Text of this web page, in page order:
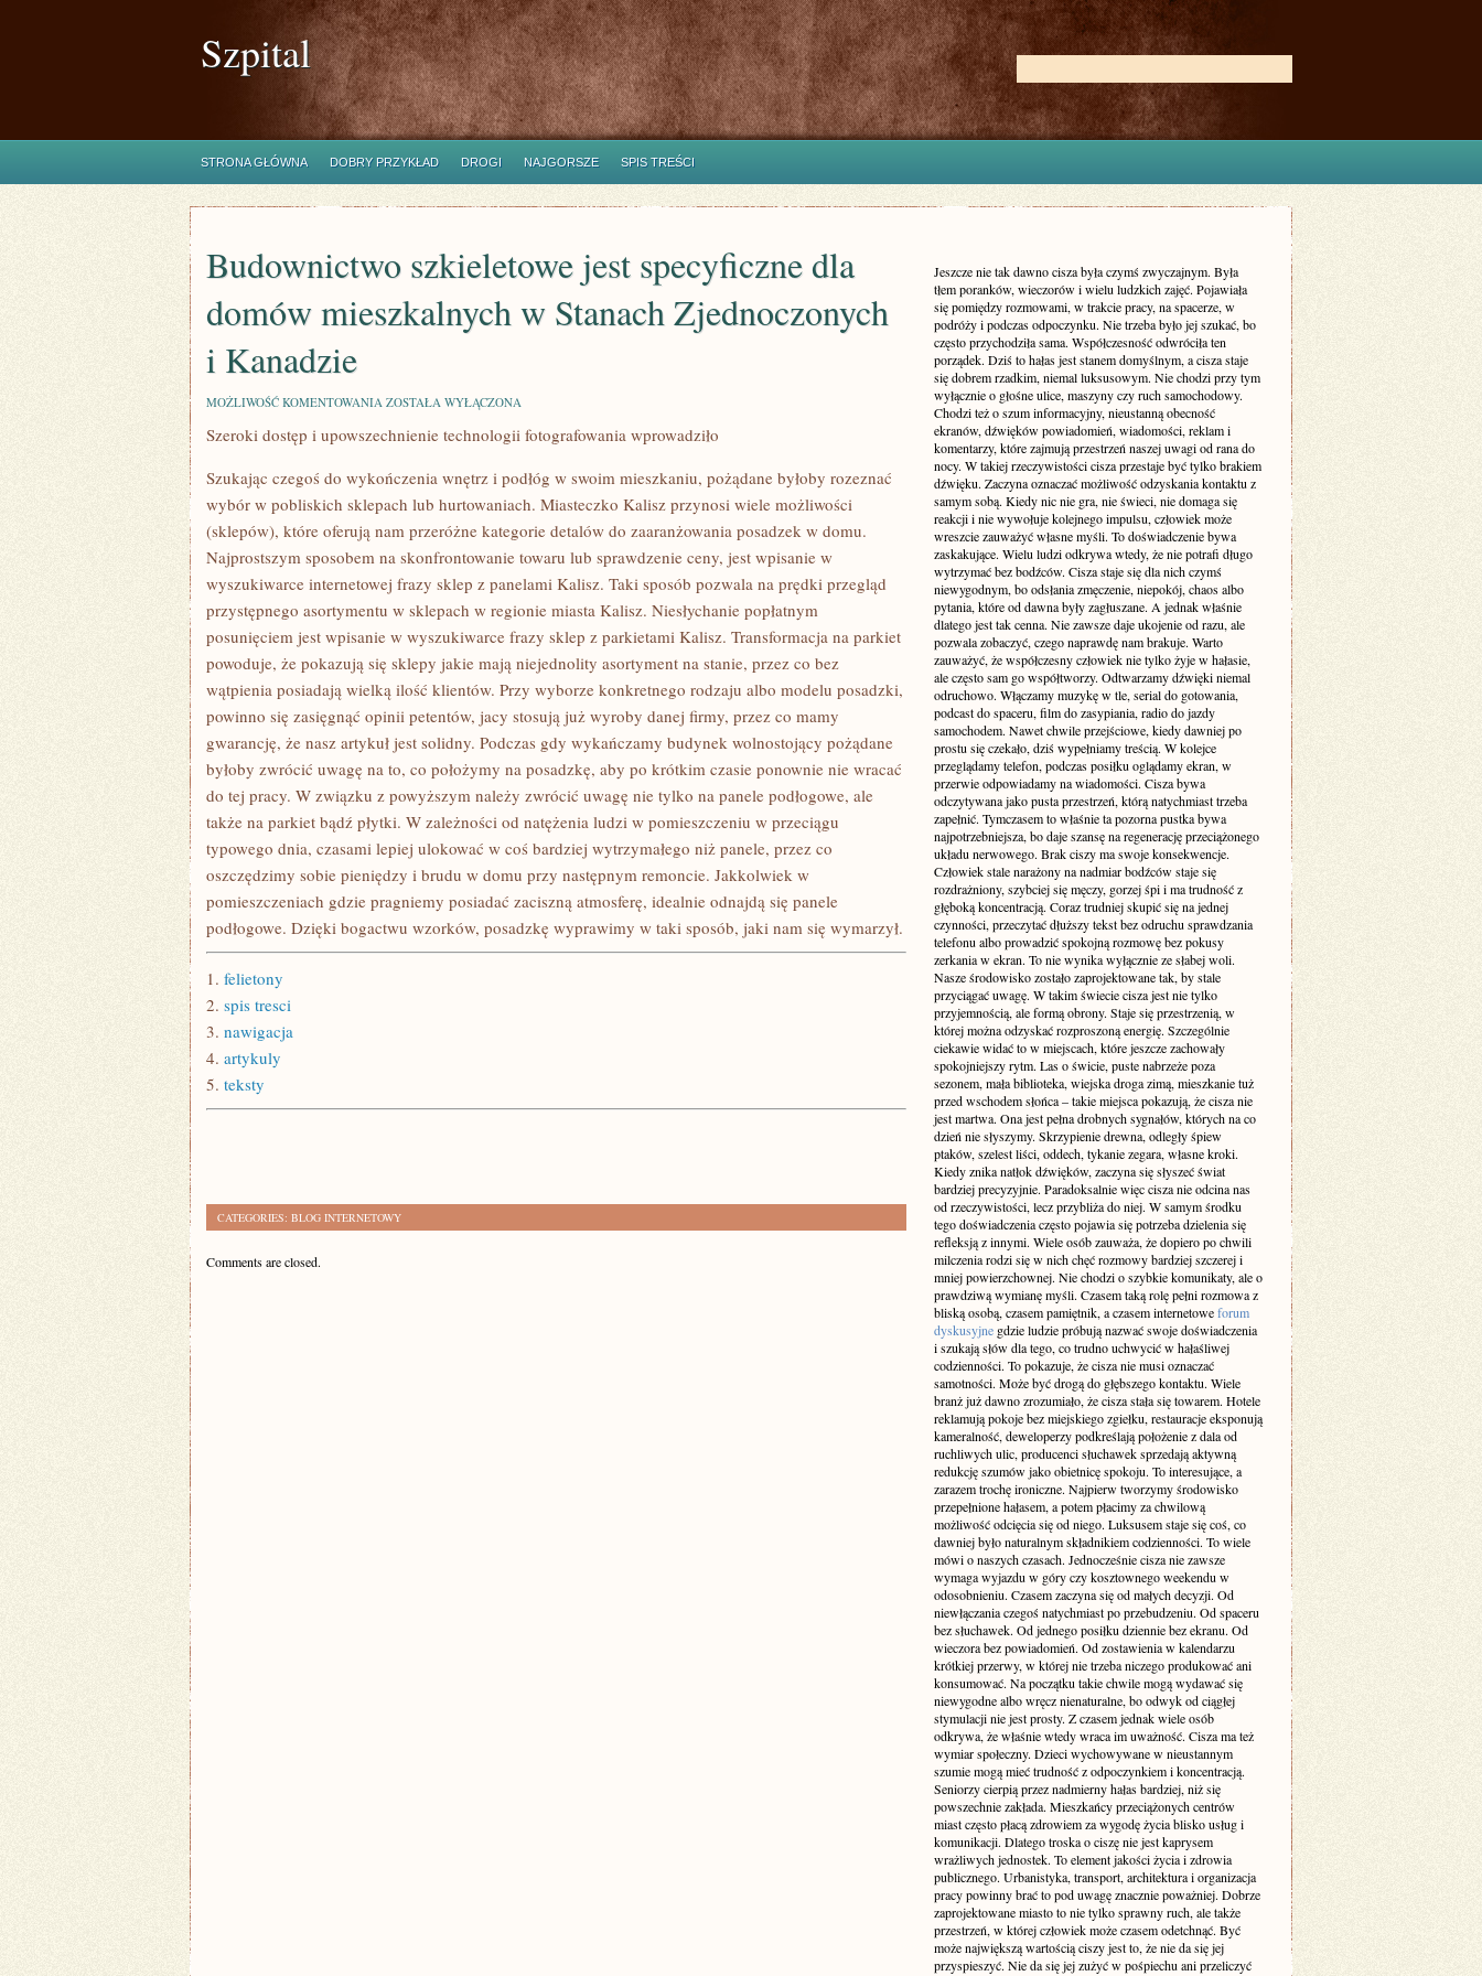
Szpital
STRONA GŁÓWNA DOBRY PRZYKŁAD DROGI NAJGORSZE SPIS TREŚCI
Budownictwo szkieletowe jest specyficzne dla
domów mieszkalnych w Stanach Zjednoczonych
i Kanadzie
MOŻLIWOŚĆ KOMENTOWANIA BUDOWNICTWO
JEST
DOMÓW
MIESZKALNYCH
STANACH
ZJEDNOCZONYCH
I
KANADZIE
ZOSTAŁA WYŁĄCZONA
Szeroki dostęp i upowszechnienie technologii fotografowania wprowadziło
Szukając czegoś do wykończenia wnętrz i podłóg w swoim mieszkaniu, pożądane byłoby rozeznać
wybór w pobliskich sklepach lub hurtowaniach. Miasteczko Kalisz przynosi wiele możliwości
(sklepów), które oferują nam przeróżne kategorie detalów do zaaranżowania posadzek w domu.
Najprostszym sposobem na skonfrontowanie towaru lub sprawdzenie ceny, jest wpisanie w
wyszukiwarce internetowej frazy sklep z panelami Kalisz. Taki sposób pozwala na prędki przegląd
przystępnego asortymentu w sklepach w regionie miasta Kalisz. Niesłychanie popłatnym
posunięciem jest wpisanie w wyszukiwarce frazy sklep z parkietami Kalisz. Transformacja na parkiet
powoduje, że pokazują się sklepy jakie mają niejednolity asortyment na stanie, przez co bez
wątpienia posiadają wielką ilość klientów. Przy wyborze konkretnego rodzaju albo modelu posadzki,
powinno się zasięgnąć opinii petentów, jacy stosują już wyroby danej firmy, przez co mamy
gwarancję, że nasz artykuł jest solidny. Podczas gdy wykańczamy budynek wolnostojący pożądane
byłoby zwrócić uwagę na to, co położymy na posadzkę, aby po krótkim czasie ponownie nie wracać
do tej pracy. W związku z powyższym należy zwrócić uwagę nie tylko na panele podłogowe, ale
także na parkiet bądź płytki. W zależności od natężenia ludzi w pomieszczeniu w przeciągu
typowego dnia, czasami lepiej ulokować w coś bardziej wytrzymałego niż panele, przez co
oszczędzimy sobie pieniędzy i brudu w domu przy następnym remoncie. Jakkolwiek w
pomieszczeniach gdzie pragniemy posiadać zaciszną atmosferę, idealnie odnajdą się panele
podłogowe. Dzięki bogactwu wzorków, posadzkę wyprawimy w taki sposób, jaki nam się wymarzył.
1. felietony
2. spis tresci
3. nawigacja
4. artykuly
5. teksty
CATEGORIES: BLOG INTERNETOWY
Comments are closed.
Jeszcze nie tak dawno cisza była czymś zwyczajnym. Była
tłem poranków, wieczorów i wielu ludzkich zajęć. Pojawiała
się pomiędzy rozmowami, w trakcie pracy, na spacerze, w
podróży i podczas odpoczynku. Nie trzeba było jej szukać, bo
często przychodziła sama. Współczesność odwróciła ten
porządek. Dziś to hałas jest stanem domyślnym, a cisza staje
się dobrem rzadkim, niemal luksusowym. Nie chodzi przy tym
wyłącznie o głośne ulice, maszyny czy ruch samochodowy.
Chodzi też o szum informacyjny, nieustanną obecność
ekranów, dźwięków powiadomień, wiadomości, reklam i
komentarzy, które zajmują przestrzeń naszej uwagi od rana do
nocy. W takiej rzeczywistości cisza przestaje być tylko brakiem
dźwięku. Zaczyna oznaczać możliwość odzyskania kontaktu z
samym sobą. Kiedy nic nie gra, nie świeci, nie domaga się
reakcji i nie wywołuje kolejnego impulsu, człowiek może
wreszcie zauważyć własne myśli. To doświadczenie bywa
zaskakujące. Wielu ludzi odkrywa wtedy, że nie potrafi długo
wytrzymać bez bodźców. Cisza staje się dla nich czymś
niewygodnym, bo odsłania zmęczenie, niepokój, chaos albo
pytania, które od dawna były zagłuszane. A jednak właśnie
dlatego jest tak cenna. Nie zawsze daje ukojenie od razu, ale
pozwala zobaczyć, czego naprawdę nam brakuje. Warto
zauważyć, że współczesny człowiek nie tylko żyje w hałasie,
ale często sam go współtworzy. Odtwarzamy dźwięki niemal
odruchowo. Włączamy muzykę w tle, serial do gotowania,
podcast do spaceru, film do zasypiania, radio do jazdy
samochodem. Nawet chwile przejściowe, kiedy dawniej po
prostu się czekało, dziś wypełniamy treścią. W kolejce
przeglądamy telefon, podczas posiłku oglądamy ekran, w
przerwie odpowiadamy na wiadomości. Cisza bywa
odczytywana jako pusta przestrzeń, którą natychmiast trzeba
zapełnić. Tymczasem to właśnie ta pozorna pustka bywa
najpotrzebniejsza, bo daje szansę na regenerację przeciążonego
układu nerwowego. Brak ciszy ma swoje konsekwencje.
Człowiek stale narażony na nadmiar bodźców staje się
rozdrażniony, szybciej się męczy, gorzej śpi i ma trudność z
głęboką koncentracją. Coraz trudniej skupić się na jednej
czynności, przeczytać dłuższy tekst bez odruchu sprawdzania
telefonu albo prowadzić spokojną rozmowę bez pokusy
zerkania w ekran. To nie wynika wyłącznie ze słabej woli.
Nasze środowisko zostało zaprojektowane tak, by stale
przyciągać uwagę. W takim świecie cisza jest nie tylko
przyjemnością, ale formą obrony. Staje się przestrzenią, w
której można odzyskać rozproszoną energię. Szczególnie
ciekawie widać to w miejscach, które jeszcze zachowały
spokojniejszy rytm. Las o świcie, puste nabrzeże poza
sezonem, mała biblioteka, wiejska droga zimą, mieszkanie tuż
przed wschodem słońca – takie miejsca pokazują, że cisza nie
jest martwa. Ona jest pełna drobnych sygnałów, których na co
dzień nie słyszymy. Skrzypienie drewna, odległy śpiew
ptaków, szelest liści, oddech, tykanie zegara, własne kroki.
Kiedy znika natłok dźwięków, zaczyna się słyszeć świat
bardziej precyzyjnie. Paradoksalnie więc cisza nie odcina nas
od rzeczywistości, lecz przybliża do niej. W samym środku
tego doświadczenia często pojawia się potrzeba dzielenia się
refleksją z innymi. Wiele osób zauważa, że dopiero po chwili
milczenia rodzi się w nich chęć rozmowy bardziej szczerej i
mniej powierzchownej. Nie chodzi o szybkie komunikaty, ale o
prawdziwą wymianę myśli. Czasem taką rolę pełni rozmowa z
bliską osobą, czasem pamiętnik, a czasem internetoweforum
dyskusyjne gdzie ludzie próbują nazwać swoje doświadczenia
i szukają słów dla tego, co trudno uchwycić w hałaśliwej
codzienności. To pokazuje, że cisza nie musi oznaczać
samotności. Może być drogą do głębszego kontaktu. Wiele
branż już dawno zrozumiało, że cisza stała się towarem. Hotele
reklamują pokoje bez miejskiego zgiełku, restauracje eksponują
kameralność, deweloperzy podkreślają położenie z dala od
ruchliwych ulic, producenci słuchawek sprzedają aktywną
redukcję szumów jako obietnicę spokoju. To interesujące, a
zarazem trochę ironiczne. Najpierw tworzymy środowisko
przepełnione hałasem, a potem płacimy za chwilową
możliwość odcięcia się od niego. Luksusem staje się coś, co
dawniej było naturalnym składnikiem codzienności. To wiele
mówi o naszych czasach. Jednocześnie cisza nie zawsze
wymaga wyjazdu w góry czy kosztownego weekendu w
odosobnieniu. Czasem zaczyna się od małych decyzji. Od
niewłączania czegoś natychmiast po przebudzeniu. Od spaceru
bez słuchawek. Od jednego posiłku dziennie bez ekranu. Od
wieczora bez powiadomień. Od zostawienia w kalendarzu
krótkiej przerwy, w której nie trzeba niczego produkować ani
konsumować. Na początku takie chwile mogą wydawać się
niewygodne albo wręcz nienaturalne, bo odwyk od ciągłej
stymulacji nie jest prosty. Z czasem jednak wiele osób
odkrywa, że właśnie wtedy wraca im uważność. Cisza ma też
wymiar społeczny. Dzieci wychowywane w nieustannym
szumie mogą mieć trudność z odpoczynkiem i koncentracją.
Seniorzy cierpią przez nadmierny hałas bardziej, niż się
powszechnie zakłada. Mieszkańcy przeciążonych centrów
miast często płacą zdrowiem za wygodę życia blisko usług i
komunikacji. Dlatego troska o ciszę nie jest kaprysem
wrażliwych jednostek. To element jakości życia i zdrowia
publicznego. Urbanistyka, transport, architektura i organizacja
pracy powinny brać to pod uwagę znacznie poważniej. Dobrze
zaprojektowane miasto to nie tylko sprawny ruch, ale także
przestrzeń, w której człowiek może czasem odetchnąć. Być
może największą wartością ciszy jest to, że nie da się jej
przyspieszyć. Nie da się jej zużyć w pośpiechu ani przeliczyć